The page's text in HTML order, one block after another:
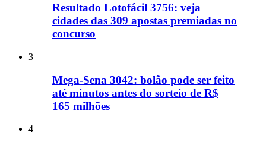
Resultado Lotofácil 3756: veja
cidades das 309 apostas premiadas no
concurso
3
Mega-Sena 3042: bolão pode ser feito
até minutos antes do sorteio de R$
165 milhões
4